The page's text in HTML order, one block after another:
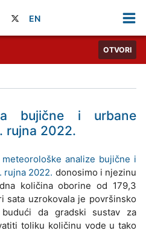
EN
OTVORI
bujične i urbane
rujna 2022.
meteorološke analize bujične i
rujna 2022. donosimo i njezinu
količina oborine od 179,3
sata uzrokovala je površinsko
da gradski sustav za
toliku količinu vode u tako